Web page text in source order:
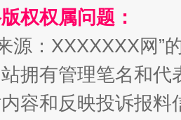
了！等你上场
权权属问题：
源：XXXXXXX网”
拥有管理笔名和
容和反映投诉报